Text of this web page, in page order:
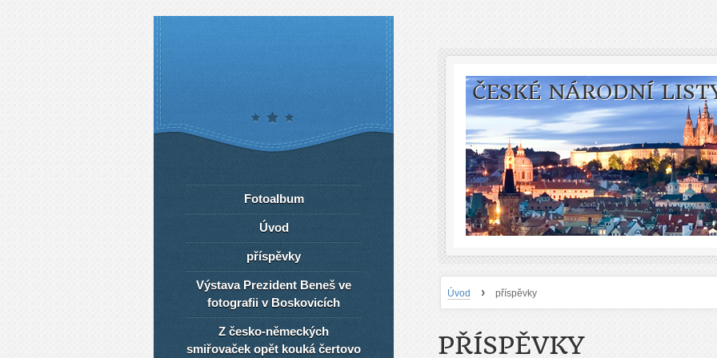
ČESKÉ NÁRODNÍ
Úvod › příspěvky
PŘÍSPĚVKY
Fotoalbum
Úvod
příspěvky
Výstava Prezident Beneš ve
fotografii v Boskovicích
Z česko-německých
smiřovaček opět kouká čertovo